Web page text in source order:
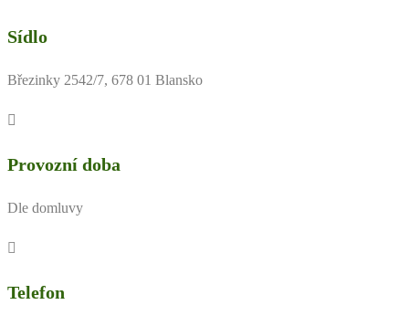
Sídlo
Březinky 2542/7, 678 01 Blansko
Provozní doba
Dle domluvy
Telefon